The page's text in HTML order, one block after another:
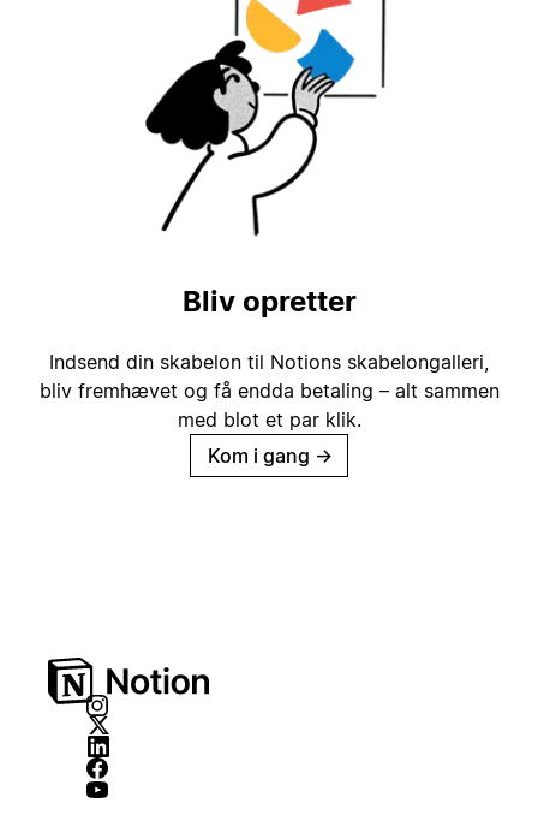
Bliv opretter
Indsend din skabelon til Notions skabelongalleri,
bliv fremhævet og få endda betaling – alt sammen
med blot et par klik.
Kom i gang →